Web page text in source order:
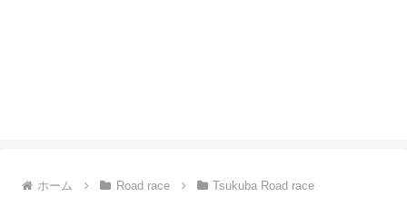
ホーム Road race Tsukuba Road race